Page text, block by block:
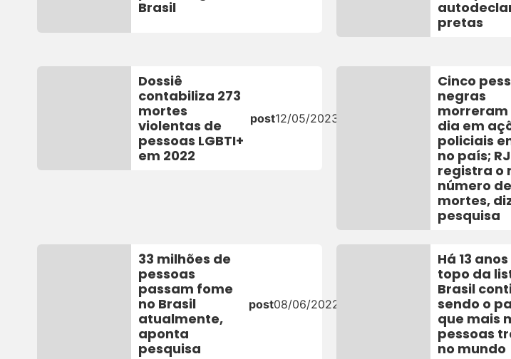
Brasil
pretas
Dossiê
contabiliza 273
mortes
violentas de
pessoas LGBTI+
em 2022
post12/05/2023
Cinco
negras
morreram
dia em
policiais
no país; RJ
registra o
número de
mortes,
pesquisa
33 milhões de
pessoas
passam fome
no Brasil
atualmente,
aponta
pesquisa
post08/06/2022
Há 13
topo da
Brasil
sendo o
que mais
pessoas
no mundo